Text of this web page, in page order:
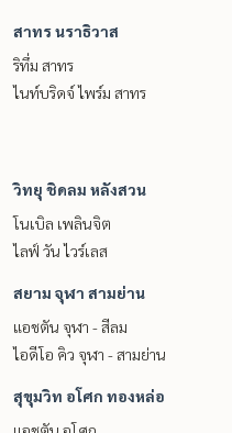
สาทร นราธิวาส
ริทึ่ม สาทร
ไนท์บริดจ์ ไพร์ม สาทร
วิทยุ ชิดลม หลังสวน
โนเบิล เพลินจิต
ไลฟ์ วัน ไวร์เลส
สยาม จุฬา สามย่าน
แอชตัน จุฬา - สีลม
ไอดีโอ คิว จุฬา - สามย่าน
สุขุมวิท อโศก ทองหล่อ